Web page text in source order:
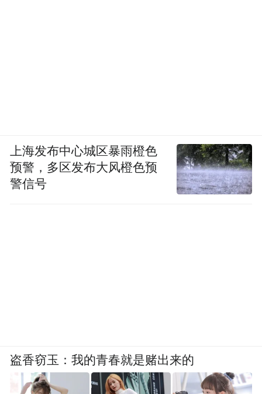
上海发布中心城区暴雨橙色
预警，多区发布大风橙色预
警信号
盗香窃玉：我的青春就是赌出来的